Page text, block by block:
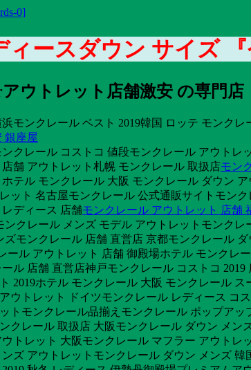
0]
ースダウン サイズ 『
ウトレット店舗激安 の専門店
モンクレール ベスト 2019韓国 ロッテ モンク
銀座屋
クレール コストコ 値段モンクレール アウト
舗 アウトレット札幌 モンクレール 取扱店モン
テル モンクレール 大阪 モンクレール ダウン
ット 名古屋モンクレール 公式通販サイトモン
ディース 店舗モンクレール アウトレット 店舗
クレール メンズ モデル アウトレットモンク
ズモンクレール 店舗 直営店 京都モンクレール
ール アウトレット 店舗 御殿場ホテル モンクレ
ル 店舗 直営店神戸モンクレール コストコ
2019ホテル モンクレール 大阪 モンクレール
ウトレット ドイツモンクレール レディース
トモンクレール品揃えモンクレール ポップア
クレール 取扱店 大阪モンクレール ダウン メ
トレット 大阪モンクレール マフラー アウト
ンズ アウトレットモンクレール ダウン メンズ